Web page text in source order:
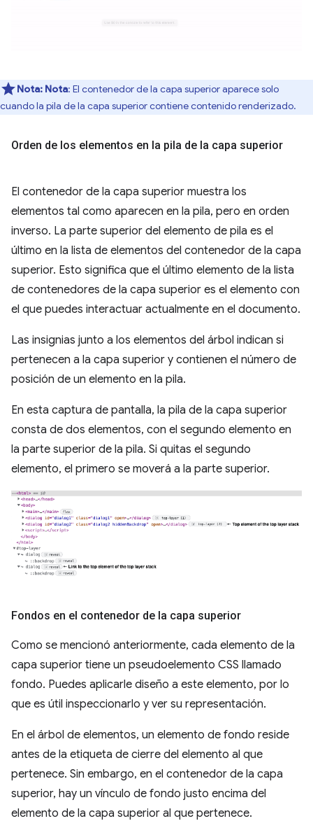
Nota: Nota: El contenedor de la capa superior aparece solo
cuando la pila de la capa superior contiene contenido renderizado.
Orden de los elementos en la pila de la capa superior
El contenedor de la capa superior muestra los
elementos tal como aparecen en la pila, pero en orden
inverso. La parte superior del elemento de pila es el
último en la lista de elementos del contenedor de la capa
superior. Esto significa que el último elemento de la lista
de contenedores de la capa superior es el elemento con
el que puedes interactuar actualmente en el documento.
Las insignias junto a los elementos del árbol indican si
pertenecen a la capa superior y contienen el número de
posición de un elemento en la pila.
En esta captura de pantalla, la pila de la capa superior
consta de dos elementos, con el segundo elemento en
la parte superior de la pila. Si quitas el segundo
elemento, el primero se moverá a la parte superior.
Fondos en el contenedor de la capa superior
Como se mencionó anteriormente, cada elemento de la
capa superior tiene un pseudoelemento CSS llamado
fondo. Puedes aplicarle diseño a este elemento, por lo
que es útil inspeccionarlo y ver su representación.
En el árbol de elementos, un elemento de fondo reside
antes de la etiqueta de cierre del elemento al que
pertenece. Sin embargo, en el contenedor de la capa
superior, hay un vínculo de fondo justo encima del
elemento de la capa superior al que pertenece.